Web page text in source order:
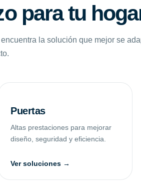
para tu
la solución que mejor se
Puertas
Altas prestaciones para mejorar
diseño, seguridad y eficiencia.
Ver soluciones →